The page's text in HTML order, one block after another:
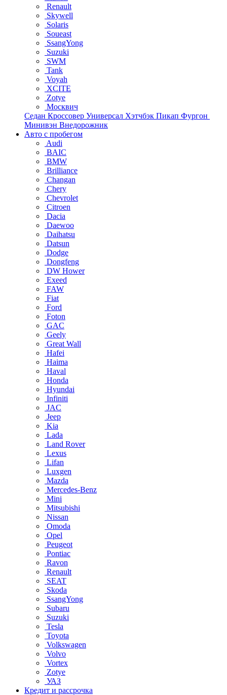
Renault
Skywell
Solaris
Soueast
SsangYong
Suzuki
SWM
Tank
Voyah
XCITE
Zotye
Москвич
Седан Кроссовер Универсал Хэтчбэк Пикап Фургон
Минивэн Внедорожник
Авто с пробегом
Audi
BAIC
BMW
Brilliance
Changan
Chery
Chevrolet
Citroen
Dacia
Daewoo
Daihatsu
Datsun
Dodge
Dongfeng
DW Hower
Exeed
FAW
Fiat
Ford
Foton
GAC
Geely
Great Wall
Hafei
Haima
Haval
Honda
Hyundai
Infiniti
JAC
Jeep
Kia
Lada
Land Rover
Lexus
Lifan
Luxgen
Mazda
Mercedes-Benz
Mini
Mitsubishi
Nissan
Omoda
Opel
Peugeot
Pontiac
Ravon
Renault
SEAT
Skoda
SsangYong
Subaru
Suzuki
Tesla
Toyota
Volkswagen
Volvo
Vortex
Zotye
УАЗ
Кредит и рассрочка